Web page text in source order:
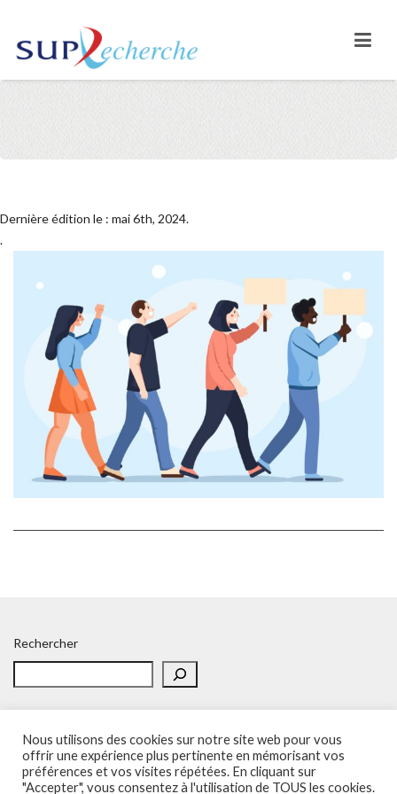
Dernière édition le : mai 6th, 2024.
.
Rechercher
Accueil Politique de confidentialité Adhésion
Contacts
Nous utilisons des cookies sur notre site web pour vous
offrir une expérience plus pertinente en mémorisant vos
préférences et vos visites répétées. En cliquant sur
"Accepter", vous consentez à l'utilisation de TOUS les cookies.